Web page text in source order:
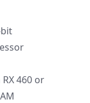
460 or